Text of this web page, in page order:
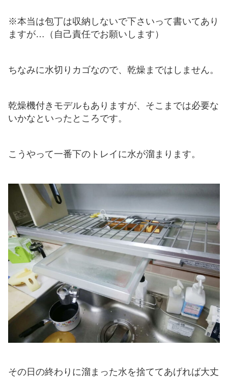
※本当は包丁は収納しないで下さいって書いてあり
ますが…（自己責任でお願いします）
ちなみに水切りカゴなので、乾燥まではしません。
乾燥機付きモデルもありますが、そこまでは必要な
いかなといったところです。
こうやって一番下のトレイに水が溜まります。
その日の終わりに溜まった水を捨ててあげれば大丈